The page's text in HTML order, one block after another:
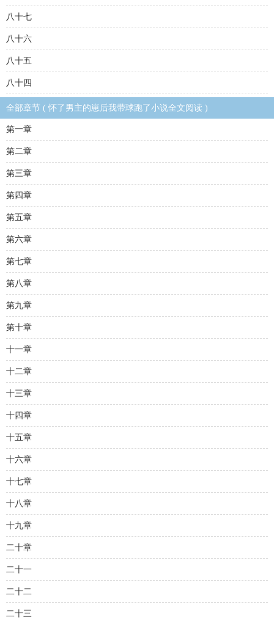
八十七
八十六
八十五
八十四
全部章节 ( 怀了男主的崽后我带球跑了小说全文阅读 )
第一章
第二章
第三章
第四章
第五章
第六章
第七章
第八章
第九章
第十章
十一章
十二章
十三章
十四章
十五章
十六章
十七章
十八章
十九章
二十章
二十一
二十二
二十三